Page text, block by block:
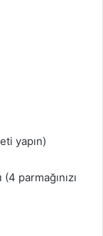
yapın)
parmağınızı